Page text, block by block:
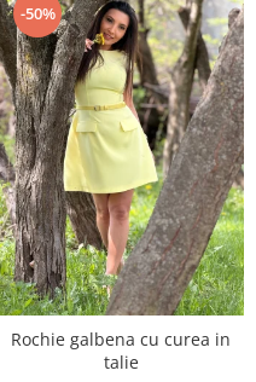
-50%
Rochie galbena cu curea in
talie